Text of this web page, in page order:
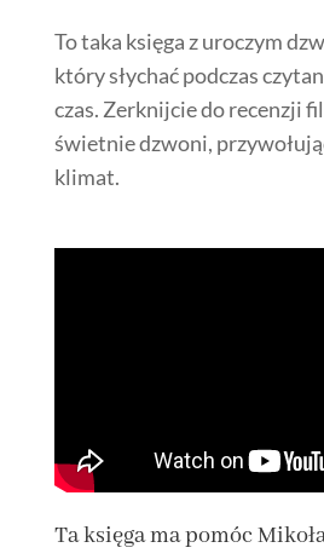
To taka księga z uroczym
który słychać podczas
czas. Zerknijcie do recenzji
świetnie dzwoni,
klimat.
Ta księga ma pomóc